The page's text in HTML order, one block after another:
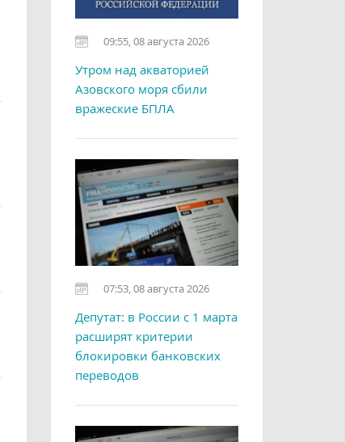
09:55, 08 августа 2026
Утром над акваторией
Азовского моря сбили
вражеские БПЛА
07:53, 08 августа 2026
Депутат: в России с 1 марта
расширят критерии
блокировки банковских
переводов